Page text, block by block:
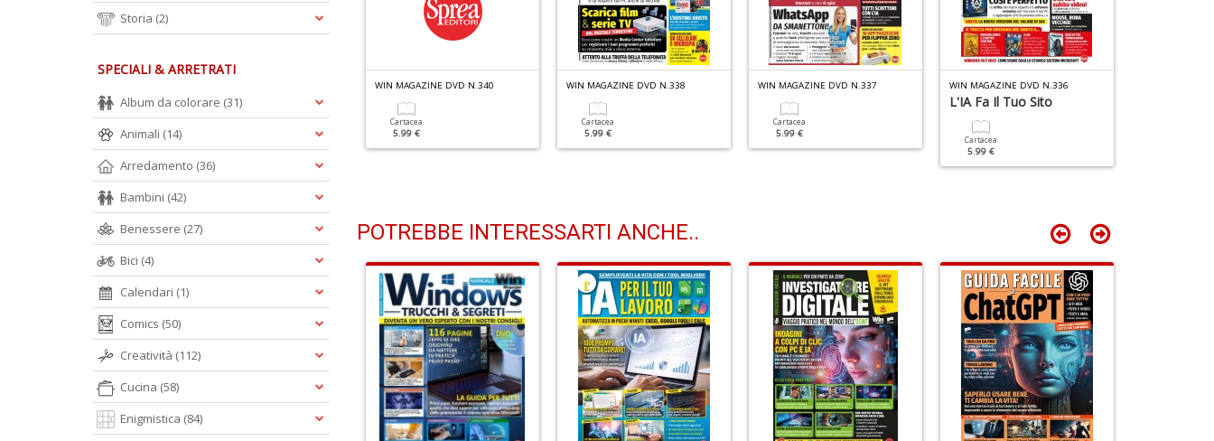
Cartacea
WIN MAGAZINE DVD N.340
Cartacea
5.99 €
WIN MAGAZINE DVD N.338
Cartacea
5.99 €
WIN MAGAZINE DVD N.337
Cartacea
5.99 €
WIN MAGAZINE DVD N.336
L'IA Fa Il Tuo Sito
Cartacea
5.99 €
POTREBBE INTERESSARTI ANCHE..
Storia (2)
SPECIALI & ARRETRATI
Album da colorare (31)
Animali (14)
Arredamento (36)
Bambini (42)
Benessere (27)
Bici (4)
Calendari (1)
Comics (50)
Creatività (112)
Cucina (58)
Enigmistica (84)